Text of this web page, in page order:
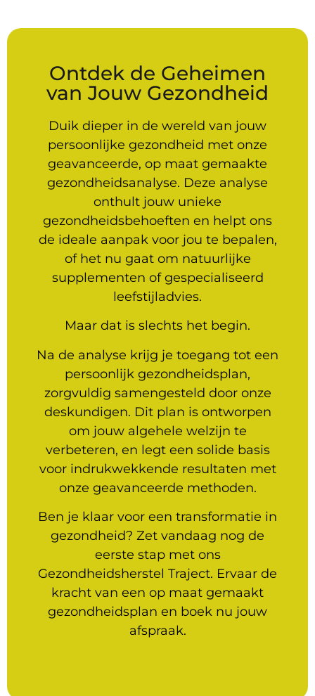
Ontdek de Geheimen
van Jouw Gezondheid
Duik dieper in de wereld van jouw
persoonlijke gezondheid met onze
geavanceerde, op maat gemaakte
gezondheidsanalyse. Deze analyse
onthult jouw unieke
gezondheidsbehoeften en helpt ons
de ideale aanpak voor jou te bepalen,
of het nu gaat om natuurlijke
supplementen of gespecialiseerd
leefstijladvies.
Maar dat is slechts het begin.
Na de analyse krijg je toegang tot een
persoonlijk gezondheidsplan,
zorgvuldig samengesteld door onze
deskundigen. Dit plan is ontworpen
om jouw algehele welzijn te
verbeteren, en legt een solide basis
voor indrukwekkende resultaten met
onze geavanceerde methoden.
Ben je klaar voor een transformatie in
gezondheid? Zet vandaag nog de
eerste stap met ons
Gezondheidsherstel Traject. Ervaar de
kracht van een op maat gemaakt
gezondheidsplan en boek nu jouw
afspraak.